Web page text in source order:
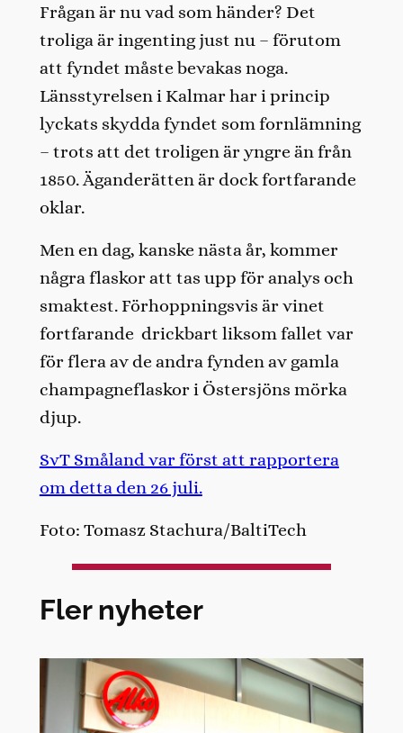
Frågan är nu vad som händer? Det
troliga är ingenting just nu – förutom
att fyndet måste bevakas noga.
Länsstyrelsen i Kalmar har i princip
lyckats skydda fyndet som fornlämning
– trots att det troligen är yngre än från
1850. Äganderätten är dock fortfarande
oklar.
Men en dag, kanske nästa år, kommer
några flaskor att tas upp för analys och
smaktest. Förhoppningsvis är vinet
fortfarande drickbart liksom fallet var
för flera av de andra fynden av gamla
champagneflaskor i Östersjöns mörka
djup.
SvT Småland var först att rapportera
om detta den 26 juli.
Foto: Tomasz Stachura/BaltiTech
Fler nyheter